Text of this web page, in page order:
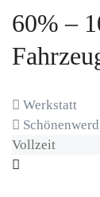
60% –
Werkstatt
Schönenwerd
Vollzeit